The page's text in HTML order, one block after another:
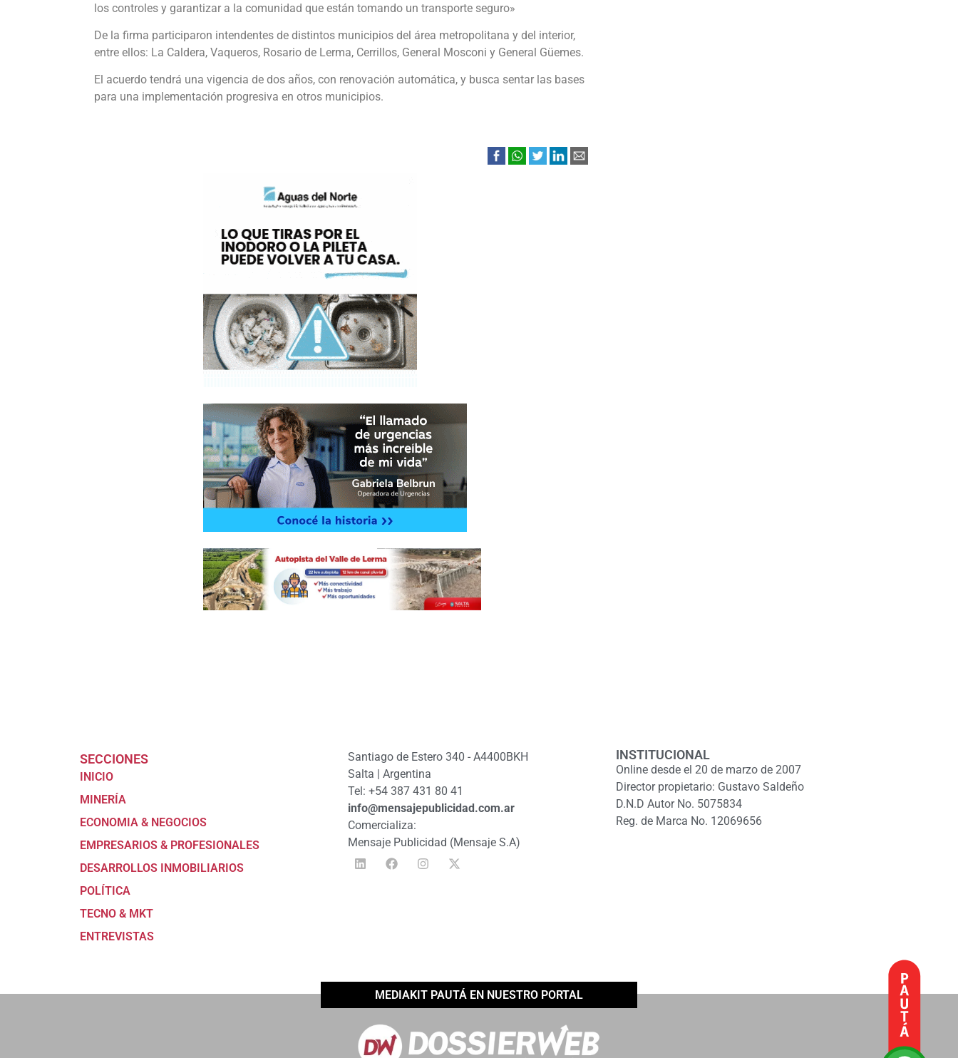
los controles y garantizar a la comunidad que están tomando un transporte seguro»
De la firma participaron intendentes de distintos municipios del área metropolitana y del interior,
entre ellos: La Caldera, Vaqueros, Rosario de Lerma, Cerrillos, General Mosconi y General Güemes.
El acuerdo tendrá una vigencia de dos años, con renovación automática, y busca sentar las bases
para una implementación progresiva en otros municipios.
SECCIONES
INICIO
MINERÍA
ECONOMIA & NEGOCIOS
EMPRESARIOS & PROFESIONALES
DESARROLLOS INMOBILIARIOS
POLÍTICA
TECNO & MKT
ENTREVISTAS
Santiago de Estero 340 - A4400BKH
Salta | Argentina
Tel: +54 387 431 80 41
info@mensajepublicidad.com.ar
Comercializa:
Mensaje Publicidad (Mensaje S.A)
INSTITUCIONAL
Online desde el 20 de marzo de 2007
Director propietario: Gustavo Saldeño
D.N.D Autor No. 5075834
Reg. de Marca No. 12069656
MEDIAKIT PAUTÁ EN NUESTRO PORTAL